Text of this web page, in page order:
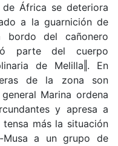
África se deteriora
a la guarnición de
bordo del cañonero
parte del cuerpo
de Melilla‖. En
de la zona son
Marina ordena
y apresa a
más la situación
a un grupo de